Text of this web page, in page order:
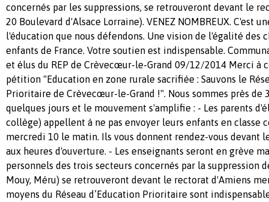
concernés par les suppressions, se retrouveront devant le
20 Boulevard d'Alsace Lorraine). VENEZ NOMBREUX. C'est
l'éducation que nous défendons. Une vision de l'égalité des
enfants de France. Votre soutien est indispensable.
et élus du REP de Crèvecœur-le-Grand 09/12/2014 Merci à
pétition "Education en zone rurale sacrifiée : Sauvons le
Prioritaire de Crèvecœur-le-Grand !". Nous sommes près de
quelques jours et le mouvement s'amplifie : - Les parents
collège) appellent à ne pas envoyer leurs enfants en classe
mercredi 10 le matin. Ils vous donnent rendez-vous devant
aux heures d'ouverture. - Les enseignants seront en grève
personnels des trois secteurs concernés par la suppression
Mouy, Méru) se retrouveront devant le rectorat d'Amiens
moyens du Réseau d’Education Prioritaire sont